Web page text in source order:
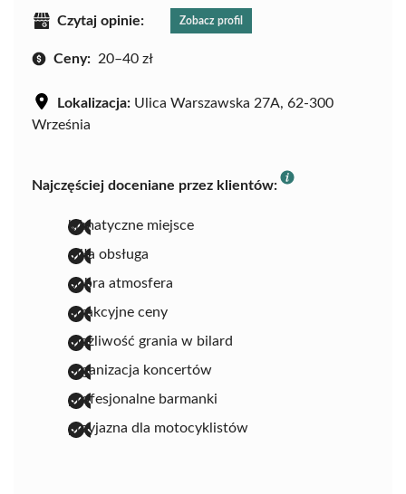
Czytaj opinie: Zobacz profil
Ceny: 20–40 zł
Lokalizacja: Ulica Warszawska 27A, 62-300
Września
Najczęściej doceniane przez klientów:
klimatyczne miejsce
miła obsługa
dobra atmosfera
atrakcyjne ceny
możliwość grania w bilard
organizacja koncertów
profesjonalne barmanki
przyjazna dla motocyklistów